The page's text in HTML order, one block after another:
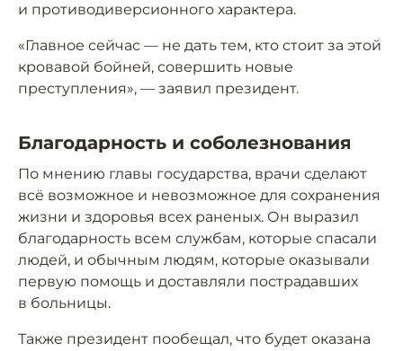
и противодиверсионного характера.
«Главное сейчас — не дать тем, кто стоит за этой
кровавой бойней, совершить новые
преступления», — заявил президент.
Благодарность и соболезнования
По мнению главы государства, врачи сделают
всё возможное и невозможное для сохранения
жизни и здоровья всех раненых. Он выразил
благодарность всем службам, которые спасали
людей, и обычным людям, которые оказывали
первую помощь и доставляли пострадавших
в больницы.
Также президент пообещал, что будет оказана